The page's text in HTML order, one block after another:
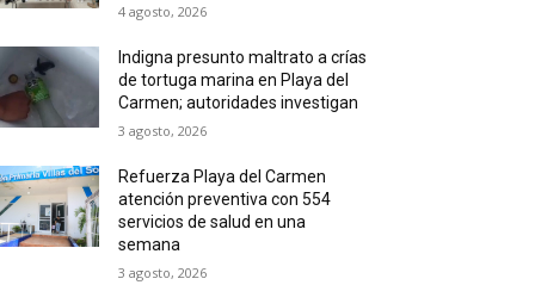
4 agosto, 2026
Indigna presunto maltrato a crías
de tortuga marina en Playa del
Carmen; autoridades investigan
3 agosto, 2026
Refuerza Playa del Carmen
atención preventiva con 554
servicios de salud en una
semana
3 agosto, 2026